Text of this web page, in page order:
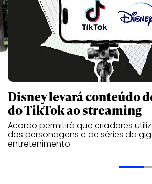
Disney levará conteúdo
do TikTok ao streaming
Acordo permitirá que criadores
dos personagens e de séries da
entretenimento